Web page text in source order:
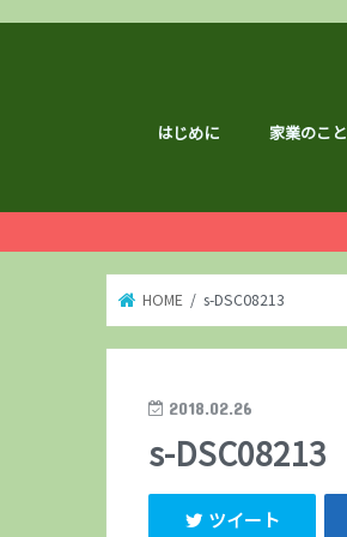
はじめに 家業のこと
HOME s-DSC08213
2018.02.26
s-DSC08213
ツイート